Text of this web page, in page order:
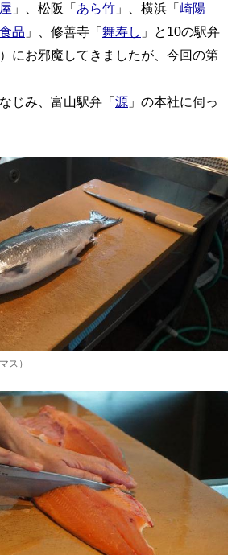
」、松阪「あら竹 」、横浜「崎陽
品 」、修善寺「舞寿し 」と10の駅弁
にお邪魔してきましたが、今回の第
じみ、富山駅弁「源 」の本社に伺っ
ス）